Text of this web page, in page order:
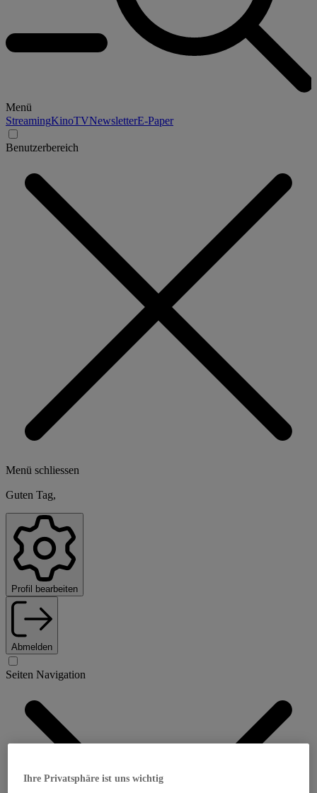
Menü
StreamingKinoTVNewsletterE-Paper
Benutzerbereich
Menü schliessen
Guten Tag,
Profil bearbeiten
Abmelden
Seiten Navigation
Ihre Privatsphäre ist uns wichtig